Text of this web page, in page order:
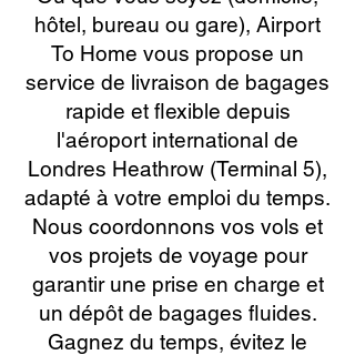
hôtel, bureau ou gare), Airport
To Home vous propose un
service de livraison de bagages
rapide et flexible depuis
l'aéroport international de
Londres Heathrow (Terminal 5),
adapté à votre emploi du temps.
Nous coordonnons vos vols et
vos projets de voyage pour
garantir une prise en charge et
un dépôt de bagages fluides.
Gagnez du temps, évitez le